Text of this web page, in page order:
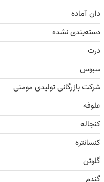
دان آماده
دسته‌بندی نشده
ذرت
سبوس
شرکت بازرگانی تولیدی مومنی
علوفه
کنجاله
کنسانتره
گلوتن